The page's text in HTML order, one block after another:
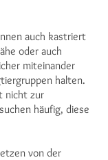
auch kastriert
oder auch
miteinander
halten.
nicht zur
häufig, diese
von der